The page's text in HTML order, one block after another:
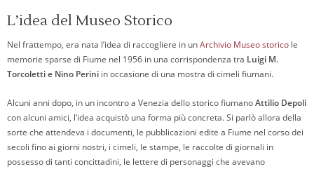
L’idea del Museo Storico
Nel frattempo, era nata l’idea di raccogliere in unArchivio Museo storico le
memorie sparse di Fiume nel 1956 in una corrispondenza tra Luigi M.
Torcoletti e Nino Perini in occasione di una mostra di cimeli fiumani.
Alcuni anni dopo, in un incontro a Venezia dello storico fiumanoAttilio Depoli
con alcuni amici, l’idea acquistò una forma più concreta. Si parlò allora della
sorte che attendeva i documenti, le pubblicazioni edite a Fiume nel corso dei
secoli fino ai giorni nostri, i cimeli, le stampe, le raccolte di giornali in
possesso di tanti concittadini, le lettere di personaggi che avevano